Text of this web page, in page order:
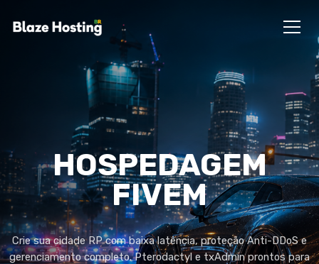
HOSPEDAGEM
FIVEM
Crie sua cidade RP com baixa latência, proteção Anti-DDoS e
gerenciamento completo. Pterodactyl e txAdmin prontos para